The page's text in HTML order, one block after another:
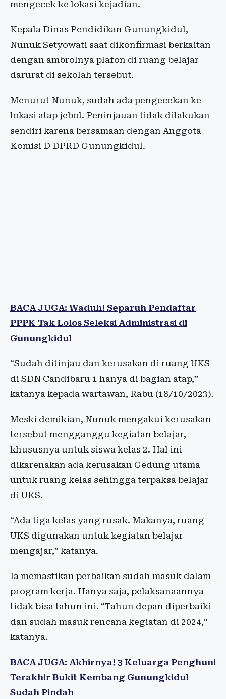
mengecek ke lokasi kejadian.
Kepala Dinas Pendidikan Gunungkidul,
Nunuk Setyowati saat dikonfirmasi berkaitan
dengan ambrolnya plafon di ruang belajar
darurat di sekolah tersebut.
Menurut Nunuk, sudah ada pengecekan ke
lokasi atap jebol. Peninjauan tidak dilakukan
sendiri karena bersamaan dengan Anggota
Komisi D DPRD Gunungkidul.
BACA JUGA: Waduh! Separuh Pendaftar
PPPK Tak Lolos Seleksi Administrasi di
Gunungkidul
“Sudah ditinjau dan kerusakan di ruang UKS
di SDN Candibaru 1 hanya di bagian atap,”
katanya kepada wartawan, Rabu (18/10/2023).
Meski demikian, Nunuk mengakui kerusakan
tersebut mengganggu kegiatan belajar,
khususnya untuk siswa kelas 2. Hal ini
dikarenakan ada kerusakan Gedung utama
untuk ruang kelas sehingga terpaksa belajar
di UKS.
“Ada tiga kelas yang rusak. Makanya, ruang
UKS digunakan untuk kegiatan belajar
mengajar,” katanya.
Ia memastikan perbaikan sudah masuk dalam
program kerja. Hanya saja, pelaksanaannya
tidak bisa tahun ini. “Tahun depan diperbaiki
dan sudah masuk rencana kegiatan di 2024,”
katanya.
BACA JUGA: Akhirnya! 3 Keluarga Penghuni
Terakhir Bukit Kembang Gunungkidul
Sudah Pindah